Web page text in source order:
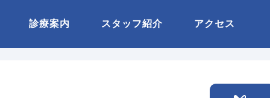
診療案内 スタッフ紹介 アクセス